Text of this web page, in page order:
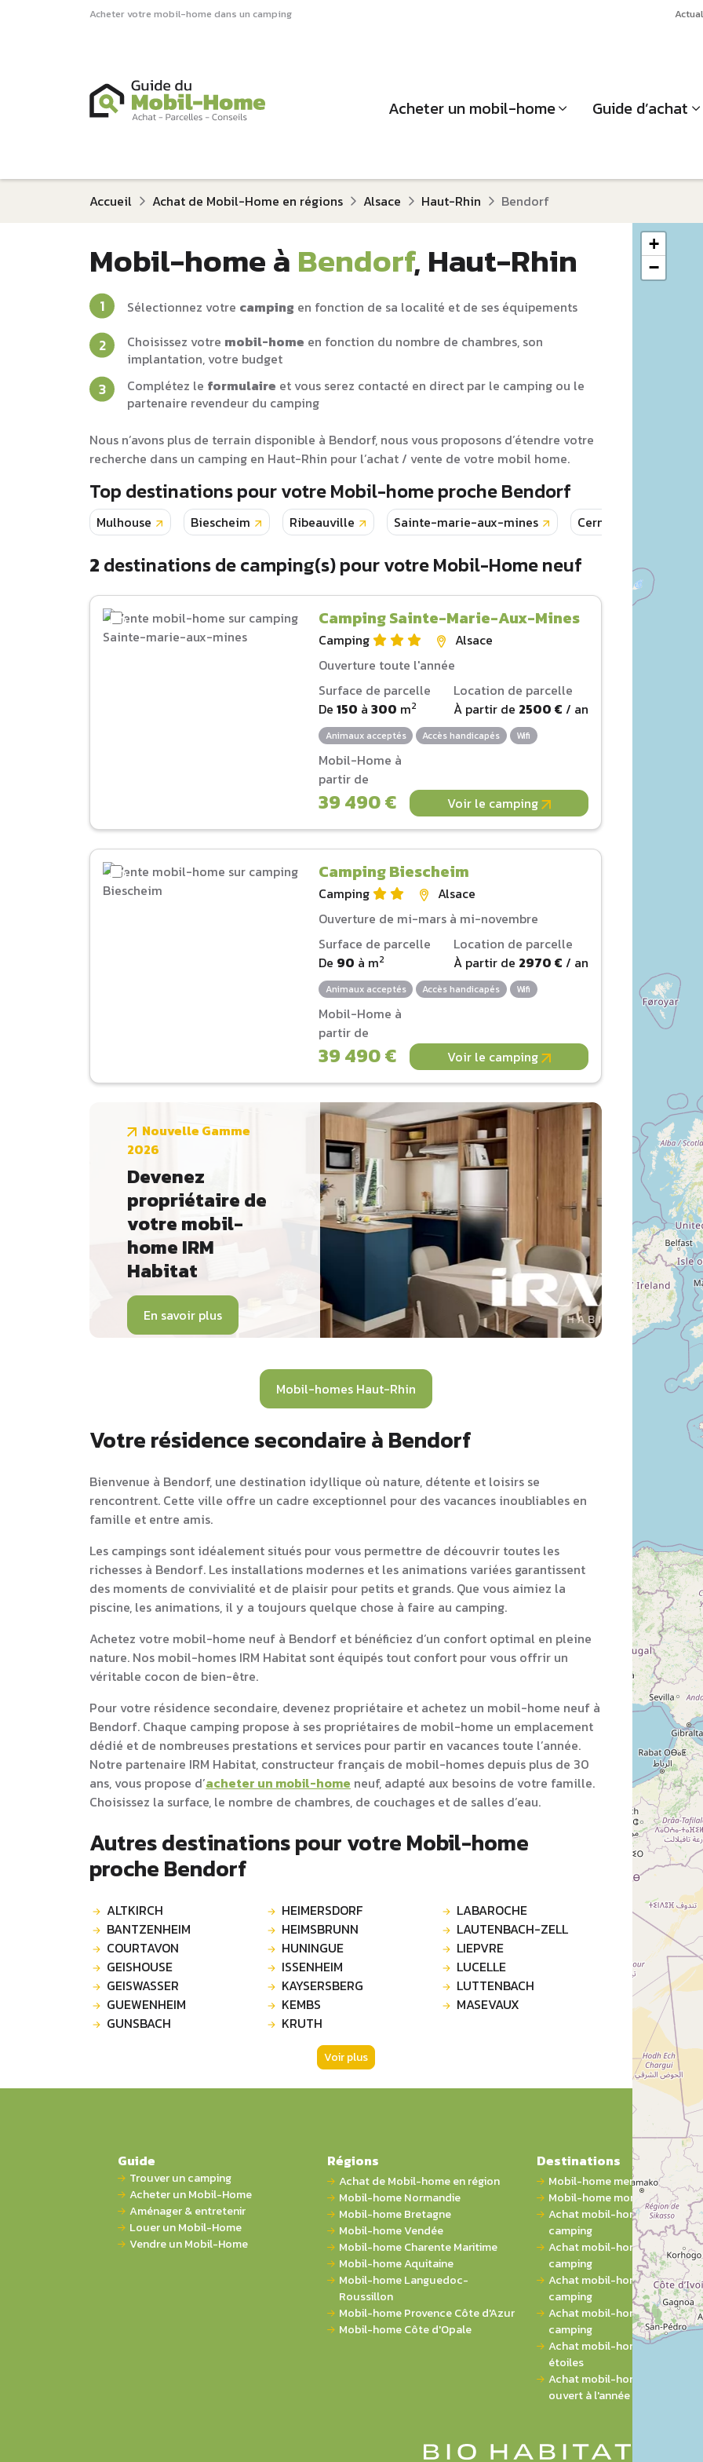
Acheter votre mobil-home dans un camping
Acheter un mobil-home Guide d’achat
Accueil Achat de Mobil-Home en régions Alsace Haut-Rhin Bendorf
+
−
Mobil-home à Bendorf, Haut-Rhin
Sélectionnez votre camping en fonction de sa localité et de ses équipements
Choisissez votre mobil-home en fonction du nombre de chambres, son
implantation, votre budget
Complétez le formulaire et vous serez contacté en direct par le camping ou le
partenaire revendeur du camping
Nous n’avons plus de terrain disponible à Bendorf, nous vous proposons d’étendre votre
recherche dans un camping en Haut-Rhin pour l’achat / vente de votre mobil home.
Top destinations pour votre Mobil-home proche Bendorf
Mulhouse Biescheim Ribeauville Sainte-marie-aux-mines Cernay
2 destinations de camping(s) pour votre Mobil-Home neuf
Camping Sainte-Marie-Aux-Mines
Camping
Alsace
Ouverture toute l'année
Surface de parcelle
De150 à300 m2
Location de parcelle
À partir de 2500 € / an
Animaux acceptés Accès handicapés Wifi
Mobil-Home à
partir de
39 490 € Voir le camping
Camping Biescheim
Camping
Alsace
Ouverture de mi-mars à mi-novembre
Surface de parcelle
De 90 à m2
Location de parcelle
À partir de 2970 € / an
Animaux acceptés Accès handicapés Wifi
Mobil-Home à
partir de
39 490 € Voir le camping
Nouvelle Gamme
2026
Devenez
propriétaire de
votre mobil-
home IRM
Habitat
En savoir plus
Mobil-homes Haut-Rhin
Votre résidence secondaire à Bendorf
Bienvenue à Bendorf, une destination idyllique où nature, détente et loisirs se
rencontrent. Cette ville offre un cadre exceptionnel pour des vacances inoubliables en
famille et entre amis.
Les campings sont idéalement situés pour vous permettre de découvrir toutes les
richesses à Bendorf. Les installations modernes et les animations variées garantissent
des moments de convivialité et de plaisir pour petits et grands. Que vous aimiez la
piscine, les animations, il y a toujours quelque chose à faire au camping.
Achetez votre mobil-home neuf à Bendorf et bénéficiez d’un confort optimal en pleine
nature. Nos mobil-homes IRM Habitat sont équipés tout confort pour vous offrir un
véritable cocon de bien-être.
Pour votre résidence secondaire, devenez propriétaire et achetez un mobil-home neuf à
Bendorf. Chaque camping propose à ses propriétaires de mobil-home un emplacement
dédié et de nombreuses prestations et services pour partir en vacances toute l’année.
Notre partenaire IRM Habitat, constructeur français de mobil-homes depuis plus de 30
ans, vous propose d’acheter un mobil-home neuf, adapté aux besoins de votre famille.
Choisissez la surface, le nombre de chambres, de couchages et de salles d’eau.
Autres destinations pour votre Mobil-home
proche Bendorf
ALTKIRCH
BANTZENHEIM
COURTAVON
GEISHOUSE
GEISWASSER
GUEWENHEIM
GUNSBACH
HEIMERSDORF
HEIMSBRUNN
HUNINGUE
ISSENHEIM
KAYSERSBERG
KEMBS
KRUTH
LABAROCHE
LAUTENBACH-ZELL
LIEPVRE
LUCELLE
LUTTENBACH
MASEVAUX
Voir plus
Guide
Trouver un camping
Acheter un Mobil-Home
Aménager & entretenir
Louer un Mobil-Home
Vendre un Mobil-Home
Régions
Achat de Mobil-home en région
Mobil-home Normandie
Mobil-home Bretagne
Mobil-home Vendée
Mobil-home Charente Maritime
Mobil-home Aquitaine
Mobil-home Languedoc-
Roussillon
Mobil-home Provence Côte d'Azur
Mobil-home Côte d'Opale
Destinations
Mobil-home mer
Mobil-home montagne
Achat mobil-home 1 chambre
camping
Achat mobil-home 2
camping
Achat mobil-home 3
camping
Achat mobil-home 4
camping
Achat mobil-home sur
étoiles
Achat mobil-home sur
ouvert à l'année